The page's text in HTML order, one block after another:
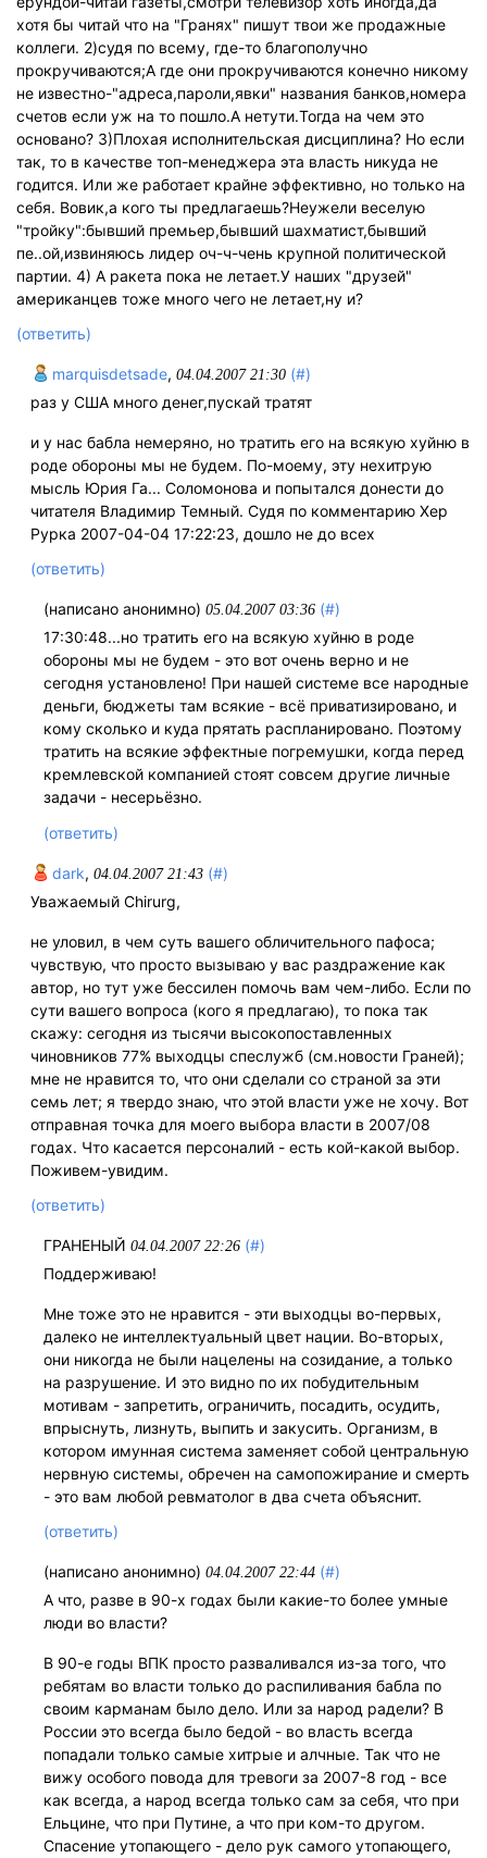
хотя бы читай что на "Гранях" пишут твои же продажные
коллеги. 2)судя по всему, где-то благополучно
прокручиваются;A где они прокручиваются конечно никому
не известно-"адреса,пароли,явки" названия банков,номера
счетов если уж на то пошло.А нетути.Тогда на чем это
основано? 3)Плохая исполнительская дисциплина? Но если
так, то в качестве топ-менеджера эта власть никуда не
годится. Или же работает крайне эффективно, но только на
себя. Вовик,а кого ты предлагаешь?Неужели веселую
"тройку":бывший премьер,бывший шахматист,бывший
пе..ой,извиняюсь лидер оч-ч-чень крупной политической
партии. 4) А ракета пока не летает.У наших "друзей"
американцев тоже много чего не летает,ну и?
(ответить)
marquisdetsade, 04.04.2007 21:30 (#)
раз у США много денег,пускай тратят
и у нас бабла немеряно, но тратить его на всякую хуйню в
роде обороны мы не будем. По-моему, эту нехитрую
мысль Юрия Га... Соломонова и попытался донести до
читателя Владимир Темный. Судя по комментарию Хер
Рурка 2007-04-04 17:22:23, дошло не до всех
(ответить)
(написано анонимно) 05.04.2007 03:36 (#)
17:30:48...но тратить его на всякую хуйню в роде
обороны мы не будем - это вот очень верно и не
сегодня установлено! При нашей системе все народные
деньги, бюджеты там всякие - всё приватизировано, и
кому сколько и куда прятать распланировано. Поэтому
тратить на всякие эффектные погремушки, когда перед
кремлевской компанией стоят совсем другие личные
задачи - несерьёзно.
(ответить)
dark, 04.04.2007 21:43 (#)
Уважаемый Chirurg,
не уловил, в чем суть вашего обличительного пафоса;
чувствую, что просто вызываю у вас раздражение как
автор, но тут уже бессилен помочь вам чем-либо. Если по
сути вашего вопроса (кого я предлагаю), то пока так
скажу: сегодня из тысячи высокопоставленных
чиновников 77% выходцы спеслужб (см.новости Граней);
мне не нравится то, что они сделали со страной за эти
семь лет; я твердо знаю, что этой власти уже не хочу. Вот
отправная точка для моего выбора власти в 2007/08
годах. Что касается персоналий - есть кой-какой выбор.
Поживем-увидим.
(ответить)
ГРАНЕНЫЙ 04.04.2007 22:26 (#)
Поддерживаю!
Мне тоже это не нравится - эти выходцы во-первых,
далеко не интеллектуальный цвет нации. Во-вторых,
они никогда не были нацелены на созидание, а только
на разрушение. И это видно по их побудительным
мотивам - запретить, ограничить, посадить, осудить,
впрыснуть, лизнуть, выпить и закусить. Организм, в
котором имунная система заменяет собой центральную
нервную системы, обречен на самопожирание и смерть
- это вам любой ревматолог в два счета объяснит.
(ответить)
(написано анонимно) 04.04.2007 22:44 (#)
А что, разве в 90-х годах были какие-то более умные
люди во власти?
В 90-е годы ВПК просто разваливался из-за того, что
ребятам во власти только до распиливания бабла по
своим карманам было дело. Или за народ радели? В
России это всегда было бедой - во власть всегда
попадали только самые хитрые и алчные. Так что не
вижу особого повода для тревоги за 2007-8 год - все
как всегда, а народ всегда только сам за себя, что при
Ельцине, что при Путине, а что при ком-то другом.
Спасение утопающего - дело рук самого утопающего,